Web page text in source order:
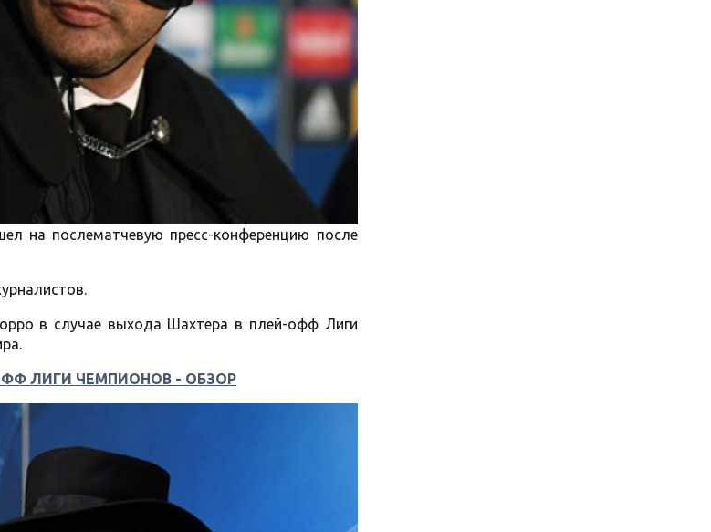
на послематчевую пресс-конференцию после
в случае выхода Шахтера в плей-офф Лиги
ЛИГИ ЧЕМПИОНОВ - ОБЗОР